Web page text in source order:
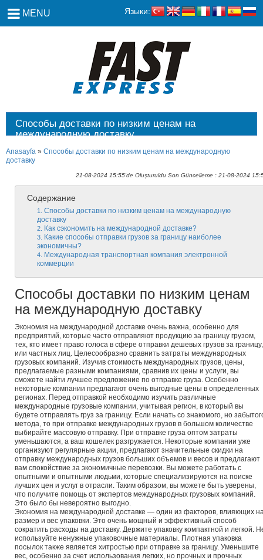
MENU Языки:
Способы доставки по низким ценам на
международную доставку
Anasayfa » Способы доставки по низким ценам на международную
доставку
21-08-2024 15:55'de Oluşturuldu Son Güncelleme : 21-08-2024
Содержание
Способы доставки по низким ценам на международную
доставку
Как сэкономить на международной доставке?
Какие способы отправки грузов за границу наиболее
экономичны?
Международная транспортная компания электронной
коммерции
Способы доставки по низким ценам
на международную доставку
Экономия на международной доставке очень важна, особенно для
предприятий, которые часто отправляют продукцию за границу грузом,
тех, кто имеет право голоса в сфере отправки дешевых грузов за границу,
или частных лиц. Целесообразно сравнить затраты международных
грузовых компаний. Изучив стоимость международных грузов, цены,
предлагаемые разными компаниями, сравнив их цены и услуги, вы
сможете найти лучшее предложение по отправке груза. Особенно
некоторые компании предлагают очень выгодные цены в определенных
регионах. Перед отправкой необходимо изучить различные
международные грузовые компании, учитывая регион, в который вы
будете отправлять груз за границу. Если начать со знакомого, но
метода, то при отправке международных грузов в большом количестве
выбирайте массовую отправку. При отправке груза оптом затраты
уменьшаются, а ваш кошелек разгружается. Некоторые компании уже
организуют регулярные акции, предлагают значительные скидки на
отправку международных грузов больших объемов и весов и предлагают
вам спокойствие за экономичные перевозки. Вы можете работать с
опытными и опытными людьми, которые специализируются на поиске
лучших цен и услуг в отрасли. Таким образом, вы можете быть уверены,
что получите помощь от экспертов международных грузовых компаний.
Это было бы невероятно выгодно.
Экономия на международной доставке — один из факторов, влияющих
размер и вес упаковки. Это очень мощный и эффективный способ
сократить расходы на доставку. Держите упаковку компактной и легкой.
используйте ненужные упаковочные материалы. Плотная упаковка
посылок также является хитростью при отправке за границу. Уменьшите
вес, особенно за счет использования легких, но прочных и прочных